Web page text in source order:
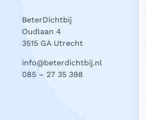
BeterDichtbij
Oudlaan 4
3515 GA Utrecht
info@beterdichtbij.nl
085 – 27 35 398